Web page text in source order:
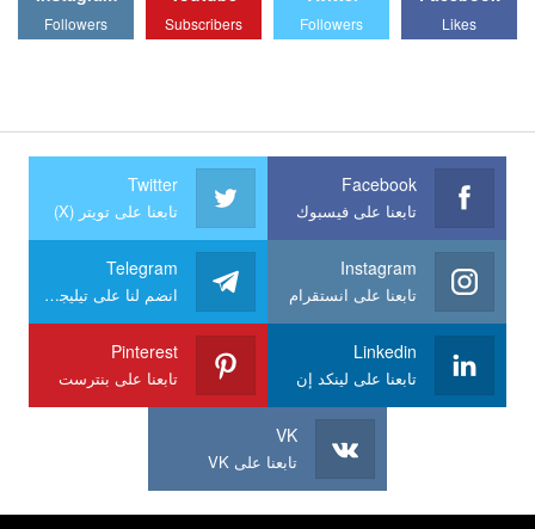
Likes
Followers
Subscribers
Followers
Facebook
تابعنا على فيسبوك
Twitter
تابعنا على تويتر (X)
Instagram
تابعنا على انستقرام
Telegram
انضم لنا على تيليجرام
Linkedin
تابعنا على لينكد إن
Pinterest
تابعنا على بنترست
VK
تابعنا على VK